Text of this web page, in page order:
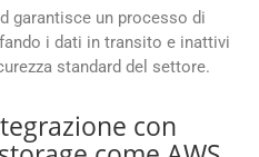
garantisce un processo di
i dati in transito e inattivi
standard del settore.
con